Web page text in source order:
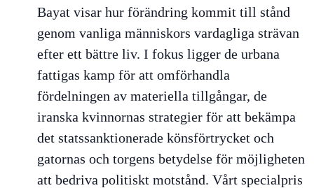
Bayat visar hur förändring kommit till stånd
genom vanliga människors vardagliga strävan
efter ett bättre liv. I fokus ligger de urbana
fattigas kamp för att omförhandla
fördelningen av materiella tillgångar, de
iranska kvinnornas strategier för att bekämpa
det statssanktionerade könsförtrycket och
gatornas och torgens betydelse för möjligheten
att bedriva politiskt motstånd. Vårt specialpris